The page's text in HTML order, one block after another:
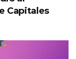
Capitales